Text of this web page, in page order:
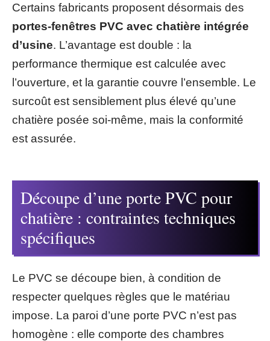
Certains fabricants proposent désormais des
portes-fenêtres PVC avec chatière intégrée
d’usine. L’avantage est double : la
performance thermique est calculée avec
l’ouverture, et la garantie couvre l’ensemble. Le
surcoût est sensiblement plus élevé qu’une
chatière posée soi-même, mais la conformité
est assurée.
Découpe d’une porte PVC pour
chatière : contraintes techniques
spécifiques
Le PVC se découpe bien, à condition de
respecter quelques règles que le matériau
impose. La paroi d’une porte PVC n’est pas
homogène : elle comporte des chambres